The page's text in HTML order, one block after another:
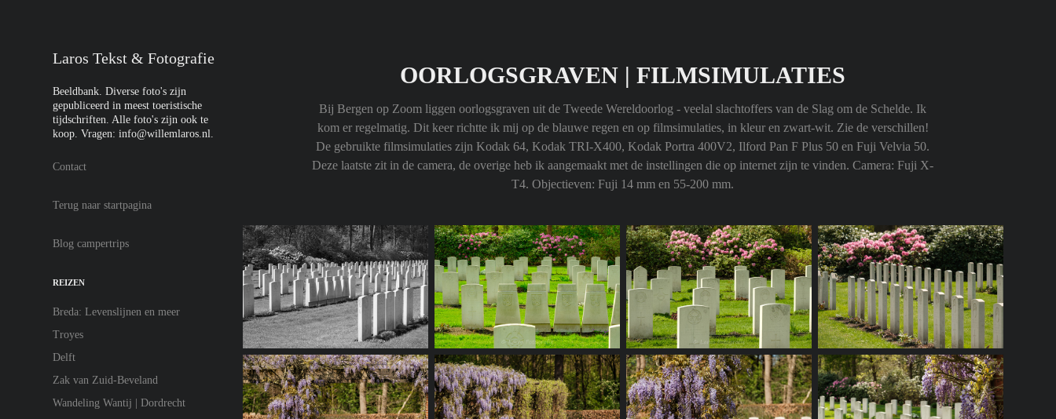
Laros Tekst & Fotografie
Beeldbank. Diverse foto's zijn
gepubliceerd in meest toeristische
tijdschriften. Alle foto's zijn ook te
koop. Vragen: info@willemlaros.nl.
Contact
Terug naar startpagina
Blog campertrips
REIZEN
Breda: Levenslijnen en meer
Troyes
Delft
Zak van Zuid-Beveland
Wandeling Wantij | Dordrecht
OORLOGSGRAVEN | FILMSIMULATIES
Bij Bergen op Zoom liggen oorlogsgraven uit de Tweede Wereldoorlog - veelal slachtoffers van de Slag om de Schelde. Ik
kom er regelmatig. Dit keer richtte ik mij op de blauwe regen en op filmsimulaties, in kleur en zwart-wit. Zie de verschillen!
De gebruikte filmsimulaties zijn Kodak 64, Kodak TRI-X400, Kodak Portra 400V2, Ilford Pan F Plus 50 en Fuji Velvia 50.
Deze laatste zit in de camera, de overige heb ik aangemaakt met de instellingen die op internet zijn te vinden. Camera: Fuji X-
T4. Objectieven: Fuji 14 mm en 55-200 mm.